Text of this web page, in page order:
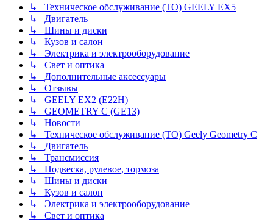
↳ Техническое обслуживание (ТО) GEELY EX5
↳ Двигатель
↳ Шины и диски
↳ Кузов и салон
↳ Электрика и электрооборудование
↳ Свет и оптика
↳ Дополнительные аксессуары
↳ Отзывы
↳ GEELY EX2 (E22H)
↳ GEOMETRY C (GE13)
↳ Новости
↳ Техническое обслуживание (ТО) Geely Geometry C
↳ Двигатель
↳ Трансмиссия
↳ Подвеска, рулевое, тормоза
↳ Шины и диски
↳ Кузов и салон
↳ Электрика и электрооборудование
↳ Свет и оптика